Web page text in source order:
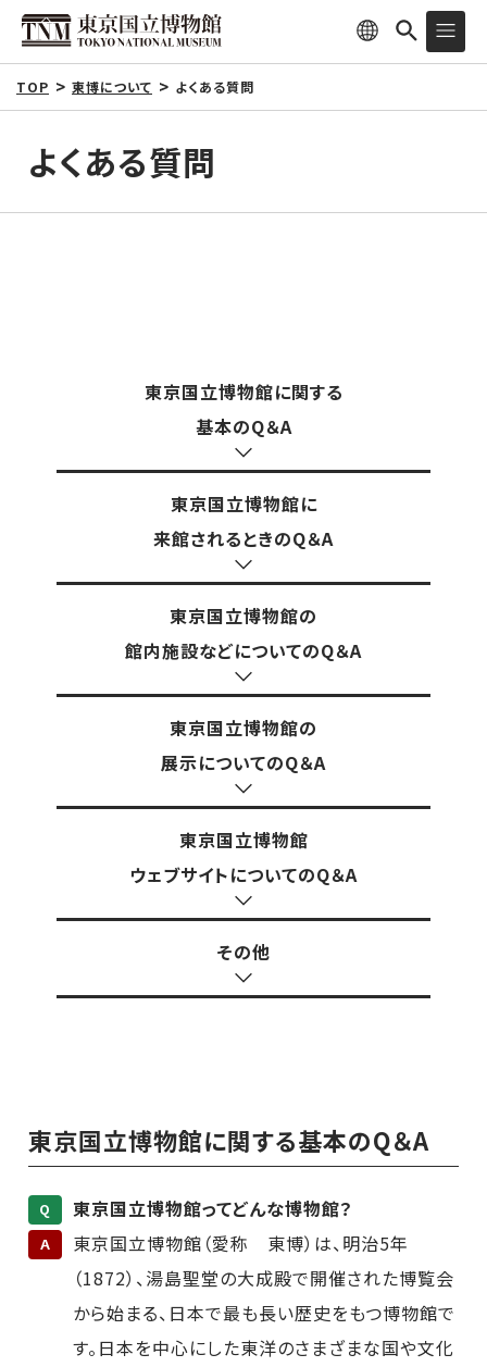
TOP 東博について よくある質問
よくある質問
東京国立博物館に関する
基本のQ＆A
東京国立博物館に
来館されるときのQ＆A
東京国立博物館の
館内施設などについてのQ＆A
東京国立博物館の
展示についてのQ＆A
東京国立博物館
ウェブサイトについてのQ＆A
その他
東京国立博物館に関する基本のQ＆A
Q 東京国立博物館ってどんな博物館？
A
東京国立博物館（愛称 東博）は、明治5年
（1872）、湯島聖堂の大成殿で開催された博覧会
から始まる、日本で最も長い歴史をもつ博物館で
す。日本を中心にした東洋のさまざまな国や文化